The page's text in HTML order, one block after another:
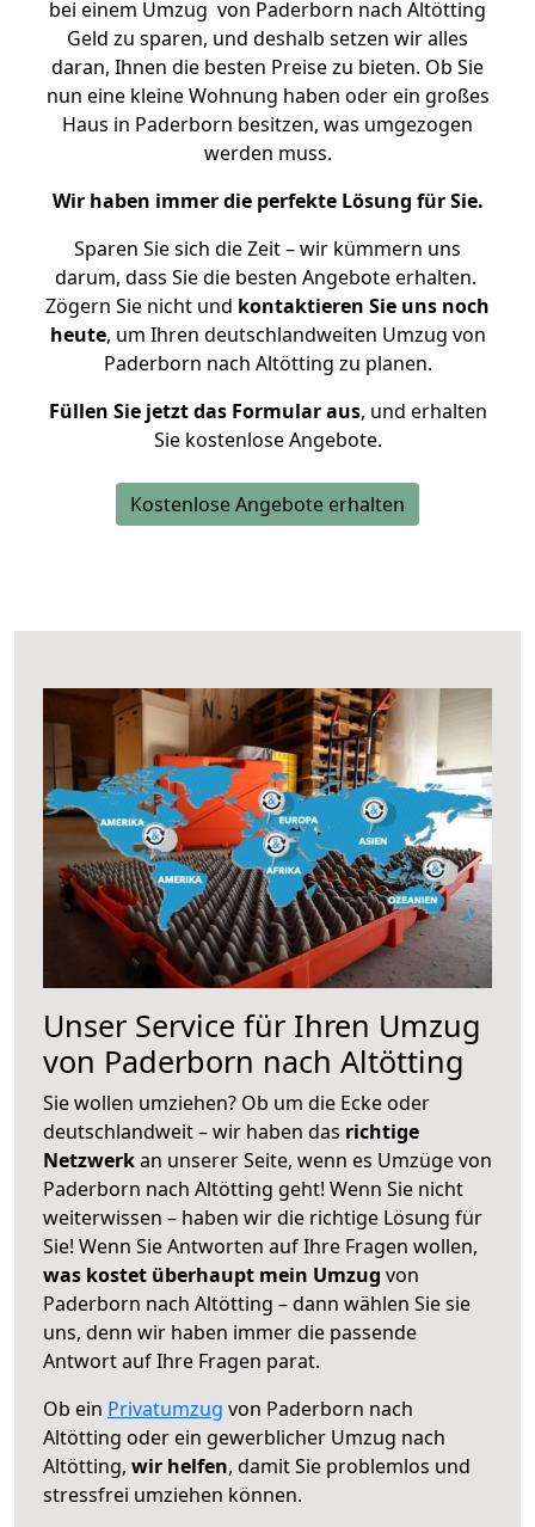
bei einem Umzug von Paderborn nach Altötting
Geld zu sparen, und deshalb setzen wir alles
daran, Ihnen die besten Preise zu bieten. Ob Sie
nun eine kleine Wohnung haben oder ein großes
Haus in Paderborn besitzen, was umgezogen
werden muss.
Wir haben immer die perfekte Lösung für Sie.
Sparen Sie sich die Zeit – wir kümmern uns
darum, dass Sie die besten Angebote erhalten.
Zögern Sie nicht und kontaktieren Sie uns noch
heute, um Ihren deutschlandweiten Umzug von
Paderborn nach Altötting zu planen.
Füllen Sie jetzt das Formular aus, und erhalten
Sie kostenlose Angebote.
Kostenlose Angebote erhalten
Unser Service für Ihren Umzug
von Paderborn nach Altötting
Sie wollen umziehen? Ob um die Ecke oder
deutschlandweit – wir haben das richtige
Netzwerkan unserer Seite, wenn es Umzüge von
Paderborn nach Altötting geht! Wenn Sie nicht
weiterwissen – haben wir die richtige Lösung für
Sie! Wenn Sie Antworten auf Ihre Fragen wollen,
was kostet überhaupt mein Umzug von
Paderborn nach Altötting – dann wählen Sie sie
uns, denn wir haben immer die passende
Antwort auf Ihre Fragen parat.
Ob ein Privatumzug von Paderborn nach
Altötting oder ein gewerblicher Umzug nach
Altötting, wir helfen, damit Sie problemlos und
stressfrei umziehen können.